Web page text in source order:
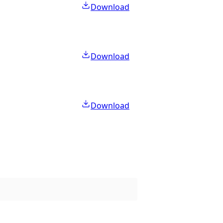
Download
Download
Download